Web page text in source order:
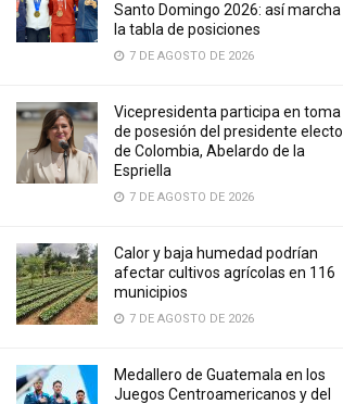
Santo Domingo 2026: así marcha
la tabla de posiciones
7 DE AGOSTO DE 2026
Vicepresidenta participa en toma
de posesión del presidente electo
de Colombia, Abelardo de la
Espriella
7 DE AGOSTO DE 2026
Calor y baja humedad podrían
afectar cultivos agrícolas en 116
municipios
7 DE AGOSTO DE 2026
Medallero de Guatemala en los
Juegos Centroamericanos y del